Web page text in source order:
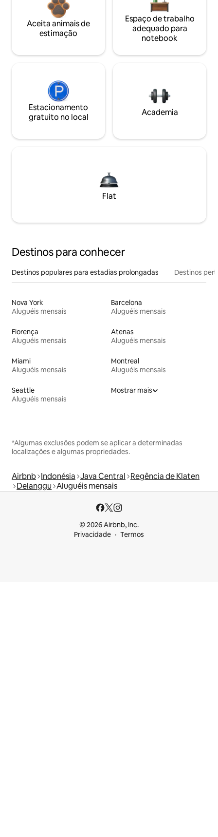
Aceita animais de
estimação
Espaço de trabalho
adequado para
notebook
Estacionamento
gratuito no local
Academia
Flat
Destinos para conhecer
Destinos populares para estadias prolongadas Destinos
Nova York
Aluguéis mensais
Barcelona
Aluguéis mensais
Florença
Aluguéis mensais
Atenas
Aluguéis mensais
Miami
Aluguéis mensais
Montreal
Aluguéis mensais
Seattle
Aluguéis mensais
Mostrar mais
*Algumas exclusões podem se aplicar a determinadas
localizações e algumas propriedades.
Airbnb Indonésia Java Central Regência de Klaten
Delanggu Aluguéis mensais
© 2026 Airbnb, Inc.
Privacidade
Termos